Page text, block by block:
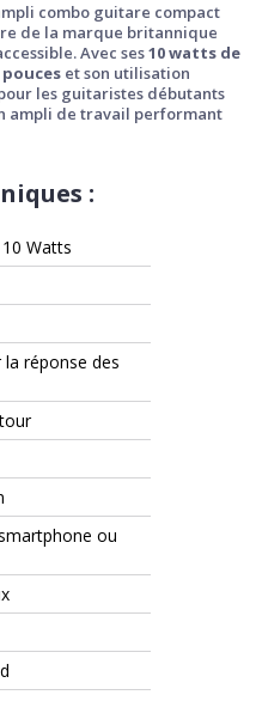
combo guitare compact
de la marque britannique
Avec ses10 watts de
pouces et son utilisation
les guitaristes débutants
ampli de travail performant
:
Watts
réponse des
ou